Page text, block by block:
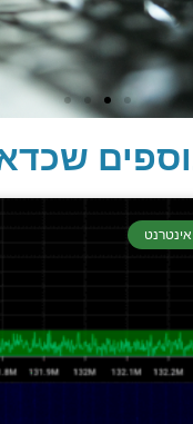
יסודות בתכנות
ביצועים, אבטחת מידע
וחשוב שגם מתכנתים מנוסים לא
הכנסו עכשיו